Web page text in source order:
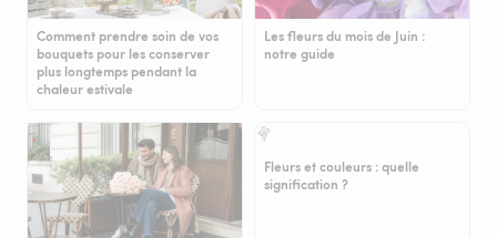
Comment prendre soin de vos
bouquets pour les conserver
plus longtemps pendant la
chaleur estivale
Les fleurs du mois de Juin :
notre guide
Fleurs et couleurs : quelle
signification ?